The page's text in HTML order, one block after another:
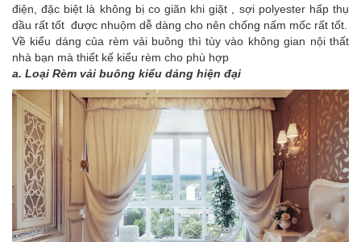
điện, đặc biệt là không bị co giãn khi giặt , sợi polyester hấp thụ
dầu rất tốt được nhuộm dễ dàng cho nên chống nấm mốc rất tốt.
Về kiểu dáng của rèm vải buông thì tùy vào không gian nội thất
nhà bạn mà thiết kế kiểu rèm cho phù hợp
a. Loại Rèm vải buông kiểu dáng hiện đại